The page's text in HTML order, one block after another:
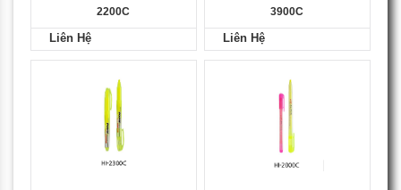
2200C
Liên Hệ
3900C
Liên Hệ